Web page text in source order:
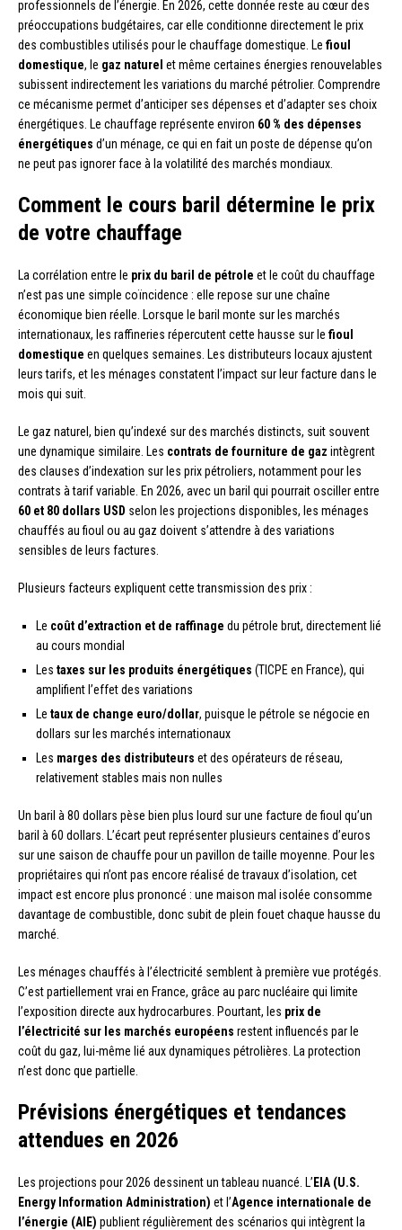
professionnels de l’énergie. En 2026, cette donnée reste au cœur des
préoccupations budgétaires, car elle conditionne directement le prix
des combustibles utilisés pour le chauffage domestique. Le fioul
domestique, le gaz naturel et même certaines énergies renouvelables
subissent indirectement les variations du marché pétrolier. Comprendre
ce mécanisme permet d’anticiper ses dépenses et d’adapter ses choix
énergétiques. Le chauffage représente environ 60 % des dépenses
énergétiques d’un ménage, ce qui en fait un poste de dépense qu’on
ne peut pas ignorer face à la volatilité des marchés mondiaux.
Comment le cours baril détermine le prix
de votre chauffage
La corrélation entre le prix du baril de pétrole et le coût du chauffage
n’est pas une simple coïncidence : elle repose sur une chaîne
économique bien réelle. Lorsque le baril monte sur les marchés
internationaux, les raffineries répercutent cette hausse sur le fioul
domestique en quelques semaines. Les distributeurs locaux ajustent
leurs tarifs, et les ménages constatent l’impact sur leur facture dans le
mois qui suit.
Le gaz naturel, bien qu’indexé sur des marchés distincts, suit souvent
une dynamique similaire. Les contrats de fourniture de gaz intègrent
des clauses d’indexation sur les prix pétroliers, notamment pour les
contrats à tarif variable. En 2026, avec un baril qui pourrait osciller entre
60 et 80 dollars USD selon les projections disponibles, les ménages
chauffés au fioul ou au gaz doivent s’attendre à des variations
sensibles de leurs factures.
Plusieurs facteurs expliquent cette transmission des prix :
Le coût d’extraction et de raffinage du pétrole brut, directement lié
au cours mondial
Les taxes sur les produits énergétiques (TICPE en France), qui
amplifient l’effet des variations
Le taux de change euro/dollar, puisque le pétrole se négocie en
dollars sur les marchés internationaux
Les marges des distributeurs et des opérateurs de réseau,
relativement stables mais non nulles
Un baril à 80 dollars pèse bien plus lourd sur une facture de fioul qu’un
baril à 60 dollars. L’écart peut représenter plusieurs centaines d’euros
sur une saison de chauffe pour un pavillon de taille moyenne. Pour les
propriétaires qui n’ont pas encore réalisé de travaux d’isolation, cet
impact est encore plus prononcé : une maison mal isolée consomme
davantage de combustible, donc subit de plein fouet chaque hausse du
marché.
Les ménages chauffés à l’électricité semblent à première vue protégés.
C’est partiellement vrai en France, grâce au parc nucléaire qui limite
l’exposition directe aux hydrocarbures. Pourtant, les prix de
l’électricité sur les marchés européens restent influencés par le
coût du gaz, lui-même lié aux dynamiques pétrolières. La protection
n’est donc que partielle.
Prévisions énergétiques et tendances
attendues en 2026
Les projections pour 2026 dessinent un tableau nuancé. L’ EIA (U.S.
Energy Information Administration) et l’Agence internationale de
l’énergie (AIE) publient régulièrement des scénarios qui intègrent la